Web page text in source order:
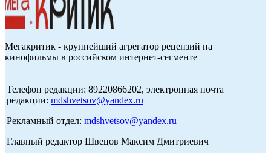
Мегакритик - крупнейший агрегатор рецензий на
кинофильмы в российском интернет-сегменте
Телефон редакции: 89220866202, электронная почта
редакции: mdshvetsov@yandex.ru
Рекламный отдел: mdshvetsov@yandex.ru
Главный редактор Швецов Максим Дмитриевич